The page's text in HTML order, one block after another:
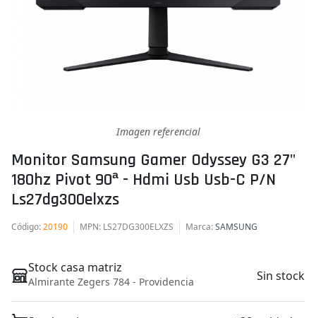
Imagen referencial
Monitor Samsung Gamer Odyssey G3 27"
180hz Pivot 90ª - Hdmi Usb Usb-C P/n
Ls27dg300elxzs
Código:20190 MPN: LS27DG300ELXZS Marca:SAMSUNG
Stock casa matriz
Almirante Zegers 784 - Providencia Sin stock